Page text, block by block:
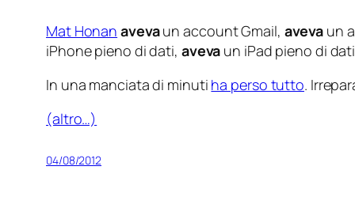
Mat Honan avevaun account Gmail, aveva un
iPhone pieno di dati, aveva un iPad pieno di
In una manciata di minuti ha perso tutto.
(altro…)
04/08/2012